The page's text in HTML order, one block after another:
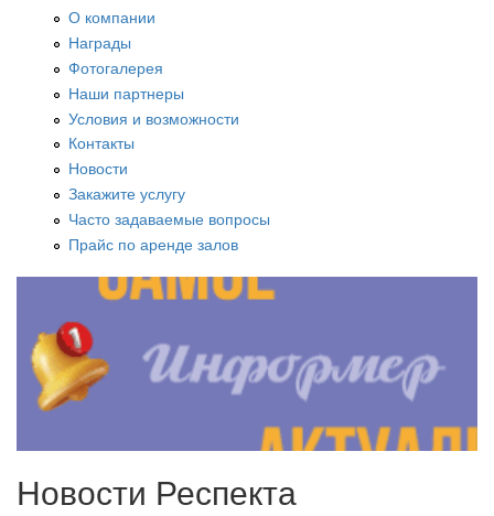
О компании
Награды
Фотогалерея
Наши партнеры
Условия и возможности
Контакты
Новости
Закажите услугу
Часто задаваемые вопросы
Прайс по аренде залов
Новости Респекта